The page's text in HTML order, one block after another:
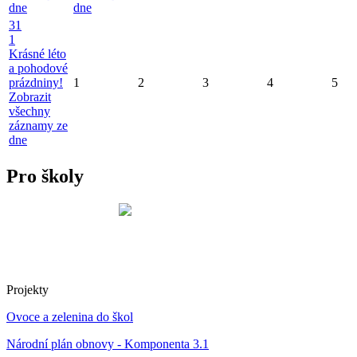
dne
dne
31
1
Krásné léto
a pohodové
prázdniny!
Zobrazit
všechny
záznamy ze
dne
1 2 3 4 5
Pro školy
Projekty
Ovoce a zelenina do škol
Národní plán obnovy - Komponenta 3.1